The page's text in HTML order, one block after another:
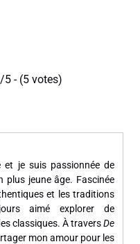
5 - (5 votes)
et je suis passionnée de
plus jeune âge. Fascinée
et les traditions
aimé explorer de
classiques. À traversDe
mon amour pour les